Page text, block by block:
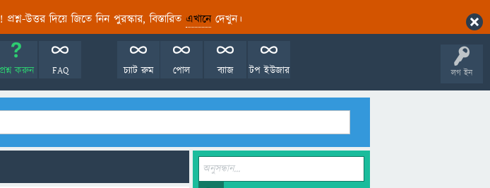
উত্তর দিয়ে জিতে নিন পুরস্কার, বিস্তারিত এখানেদেখুন।
লগ ইন
প্রশ্ন করুন FAQ টপ ইউজার
ব্যাজ
পোল
চ্যাট রুম